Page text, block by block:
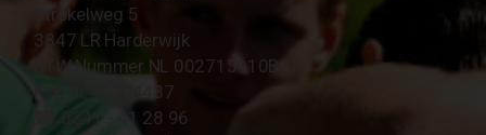
Strokelweg 5
3847 LR Harderwijk
BTW Nummer NL 002715910B01
KvK Nr 40094437
☎︎ 0341 - 41 28 96